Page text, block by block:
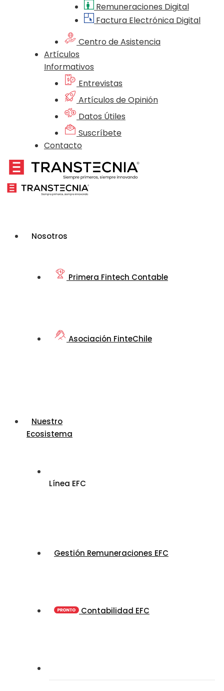
Remuneraciones Digital
Factura Electrónica Digital
Centro de Asistencia
Artículos
Informativos
Entrevistas
Artículos de Opinión
Datos Útiles
Suscríbete
Contacto
Nosotros
Primera Fintech Contable
Asociación FinteChile
Nuestro
Ecosistema
Línea EFC
Gestión Remuneraciones EFC
Contabilidad EFC